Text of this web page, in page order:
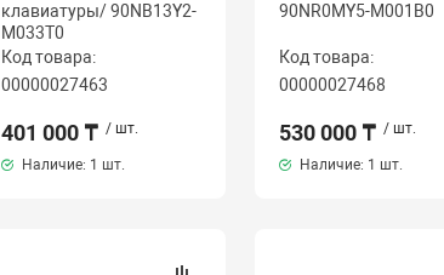
клавиатуры/ 90NB13Y2-
M033T0
Код товара:
00000027463
401 000 ₸ / шт.
Наличие: 1 шт.
90NR0MY5-M001B0
Код товара:
00000027468
530 000 ₸ / шт.
Наличие: 1 шт.